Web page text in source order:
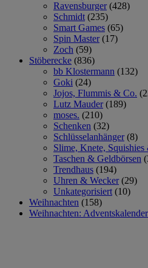
Ravensburger (428)
Schmidt (235)
Smart Games (65)
Spin Master (17)
Zoch (59)
Stöberecke (836)
bb Klostermann (132)
Goki (24)
Jojos, Flummis & Co.
Lutz Mauder (189)
moses. (210)
Schenken (32)
Schlüsselanhänger (8)
Slime, Knete, Squishies
Taschen & Geldbörsen
Trendhaus (194)
Uhren & Wecker (29)
Unkategorisiert (10)
Weihnachten (158)
Weihnachten: Adventskalender